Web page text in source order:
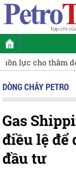
Phát triển Trung
DÒNG CHẢY PETRO
Gas
điều lệ để
đầu tư